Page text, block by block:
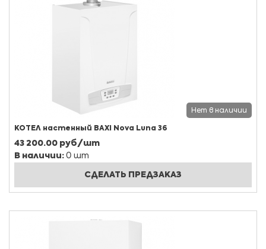
Нет в наличии
КОТЕЛ настенный BAXI Nova Luna 36
43 200.00 руб/шт
В наличии: 0 шт
СДЕЛАТЬ ПРЕДЗАКАЗ